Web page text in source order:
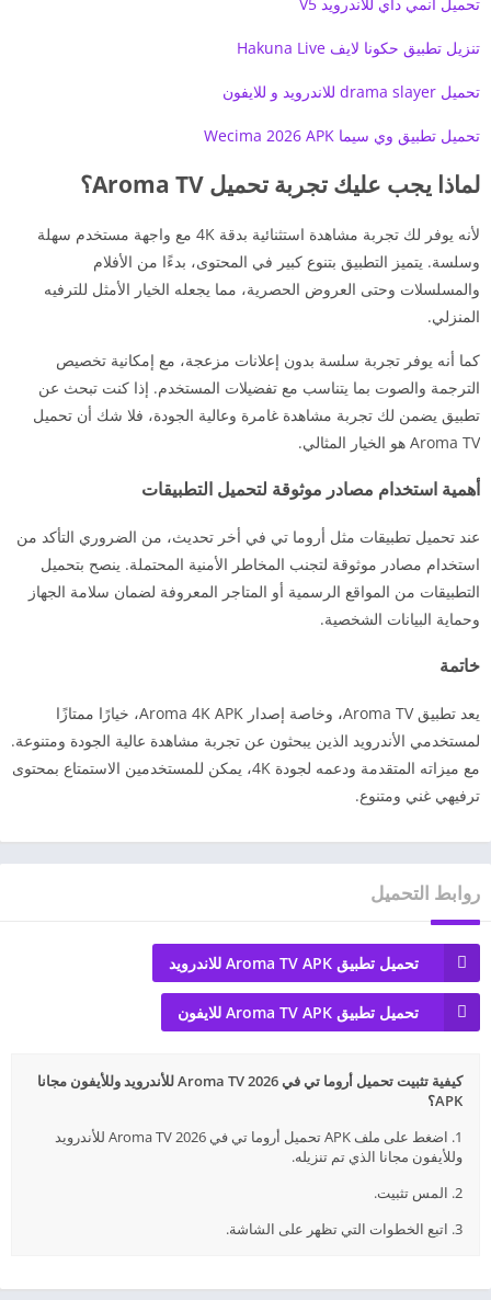
تنزيل تطبيق حكونا لايف Hakuna Live
تحميل drama slayer للاندرويد و للايفون
تحميل تطبيق وي سيما Wecima 2026 APK
لماذا يجب عليك تجربة تحميل Aroma TV؟
لأنه يوفر لك تجربة مشاهدة استثنائية بدقة 4K مع واجهة مستخدم سهلة
وسلسة. يتميز التطبيق بتنوع كبير في المحتوى، بدءًا من الأفلام
والمسلسلات وحتى العروض الحصرية، مما يجعله الخيار الأمثل للترفيه
المنزلي.
كما أنه يوفر تجربة سلسة بدون إعلانات مزعجة، مع إمكانية تخصيص
الترجمة والصوت بما يتناسب مع تفضيلات المستخدم. إذا كنت تبحث عن
تطبيق يضمن لك تجربة مشاهدة غامرة وعالية الجودة، فلا شك أن تحميل
Aroma TV هو الخيار المثالي.
أهمية استخدام مصادر موثوقة لتحميل التطبيقات
عند تحميل تطبيقات مثل أروما تي في أخر تحديث، من الضروري التأكد من
استخدام مصادر موثوقة لتجنب المخاطر الأمنية المحتملة. ينصح بتحميل
التطبيقات من المواقع الرسمية أو المتاجر المعروفة لضمان سلامة الجهاز
وحماية البيانات الشخصية.
خاتمة
يعد تطبيق Aroma TV، وخاصة إصدار Aroma 4K APK، خيارًا ممتازًا
لمستخدمي الأندرويد الذين يبحثون عن تجربة مشاهدة عالية الجودة ومتنوعة.
مع ميزاته المتقدمة ودعمه لجودة 4K، يمكن للمستخدمين الاستمتاع بمحتوى
ترفيهي غني ومتنوع.
روابط التحميل
تحميل تطبيق Aroma TV APK للاندرويد
تحميل تطبيق Aroma TV APK للايفون
كيفية تثبيت تحميل أروما تي في 2026 Aroma TV للأندرويد وللأيفون مجانا
APK؟
1. اضغط على ملف APK تحميل أروما تي في 2026 Aroma TV للأندرويد
وللأيفون مجانا الذي تم تنزيله.
2. المس تثبيت.
3. اتبع الخطوات التي تظهر على الشاشة.